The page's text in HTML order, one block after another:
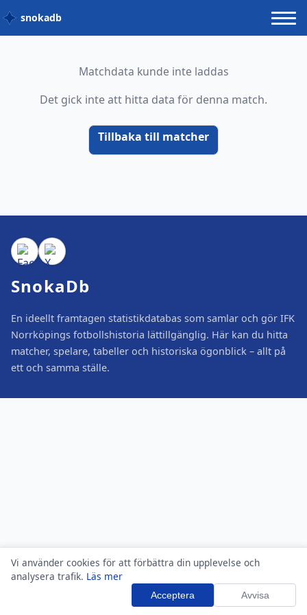
Vi använder cookies för att förbättra din upplevelse och
analysera trafik. Läs mer
Acceptera Avvisa
snokadb
Matchdata kunde inte laddas
Det gick inte att hitta data för denna match.
Tillbaka till matcher
SnokaDb
En ideellt framtagen statistikdatabas som samlar och gör IFK
Norrköpings fotbollshistoria lättillgänglig. Här kan du hitta
matcher, spelare, tabeller och historiska ögonblick – allt på
ett och samma ställe.